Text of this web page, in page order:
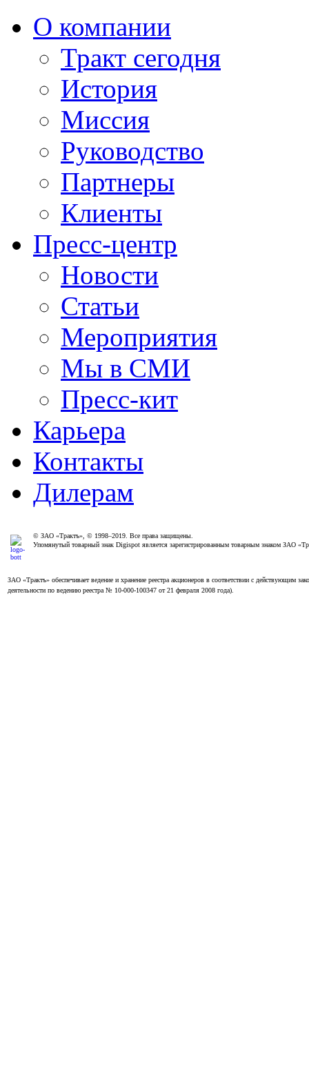
О компании
Тракт сегодня
История
Миссия
Руководство
Партнеры
Клиенты
Пресс-центр
Новости
Статьи
Мероприятия
Мы в СМИ
Пресс-кит
Карьера
Контакты
Дилерам
© ЗАО «Трактъ», © 1998–2019. Все права защищены.
Упомянутый товарный знак Digispot является зарегистрированным товарным знаком ЗАО
ЗАО «Трактъ» обеспечивает ведение и хранение реестра акционеров в соответствии с действующим
деятельности по ведению реестра № 10-000-100347 от 21 февраля 2008 года).